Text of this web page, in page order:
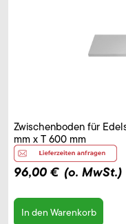
Zwischenboden für
mm x T 600 mm
96,00 € (o. MwSt.)
In den Warenkorb